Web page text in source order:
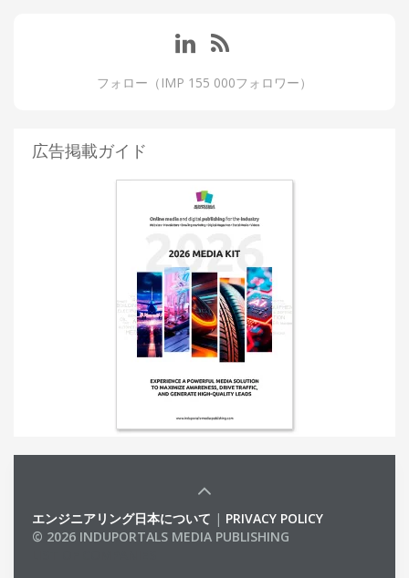
フォロー（IMP 155 000フォロワー）
広告掲載ガイド
エンジニアリング日本について | PRIVACY POLICY
© 2026 INDUPORTALS MEDIA PUBLISHING